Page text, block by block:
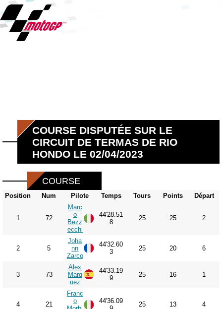
COURSE DISPUTÉE SUR LE
CIRCUIT DE TERMAS DE RIO
HONDO LE 02/04/2023
COURSE
Position Num Pilote Temps Tours Points Départ
1 72
Marc
o
Bezz
ecchi
44'28.51
8
25 25 2
2 5
Joha
nn
Zarco
44'32.60
3
25 20 6
3 73
Alex
Marq
uez
44'33.19
9
25 16 1
4 21
Franc
o
44'36.09
25 13 4